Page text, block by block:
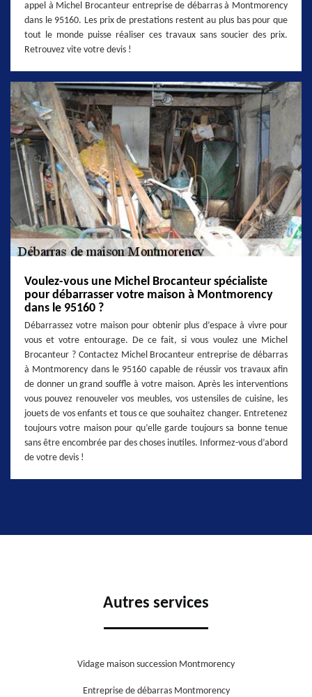
appel à Michel Brocanteur entreprise de débarras à Montmorency
dans le 95160. Les prix de prestations restent au plus bas pour que
tout le monde puisse réaliser ces travaux sans soucier des prix.
Retrouvez vite votre devis !
Voulez-vous une Michel Brocanteur spécialiste
pour débarrasser votre maison à Montmorency
dans le 95160 ?
Débarrassez votre maison pour obtenir plus d’espace à vivre pour
vous et votre entourage. De ce fait, si vous voulez une Michel
Brocanteur ? Contactez Michel Brocanteur entreprise de débarras
à Montmorency dans le 95160 capable de réussir vos travaux afin
de donner un grand souffle à votre maison. Après les interventions
vous pouvez renouveler vos meubles, vos ustensiles de cuisine, les
jouets de vos enfants et tous ce que souhaitez changer. Entretenez
toujours votre maison pour qu’elle garde toujours sa bonne tenue
sans être encombrée par des choses inutiles. Informez-vous d’abord
de votre devis !
Autres services
Vidage maison succession Montmorency
Entreprise de débarras Montmorency